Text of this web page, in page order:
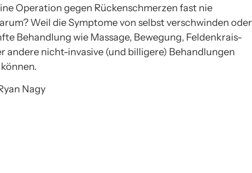
Operation gegen Rückenschmerzen fast nie
Weil die Symptome von selbst verschwinden oder
Behandlung wie Massage, Bewegung, Feldenkrais-
andere nicht-invasive (und billigere) Behandlungen
Nagy